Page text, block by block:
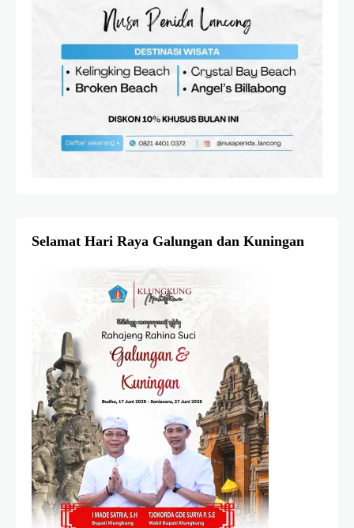
Selamat Hari Raya Galungan dan Kuningan